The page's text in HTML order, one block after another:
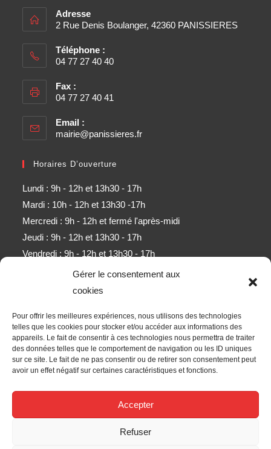
Gérer le consentement aux
cookies
Pour offrir les meilleures expériences, nous utilisons des technologies
telles que les cookies pour stocker et/ou accéder aux informations des
appareils. Le fait de consentir à ces technologies nous permettra de traiter
des données telles que le comportement de navigation ou les ID uniques
sur ce site. Le fait de ne pas consentir ou de retirer son consentement peut
avoir un effet négatif sur certaines caractéristiques et fonctions.
Accepter
Refuser
Adresse
2 Rue Denis Boulanger, 42360 PANISSIERES
Téléphone :
04 77 27 40 40
Fax :
04 77 27 40 41
Email :
mairie@panissieres.fr
Horaires D’ouverture
Lundi : 9h - 12h et 13h30 - 17h
Mardi : 10h - 12h et 13h30 -17h
Mercredi : 9h - 12h et fermé l'après-midi
Jeudi : 9h - 12h et 13h30 - 17h
Vendredi : 9h - 12h et 13h30 - 17h
Samedi : 9h - 11h (sauf mois d'août)
Obtenez l’ensemble des derniers contenus par e-mail.
ALLER